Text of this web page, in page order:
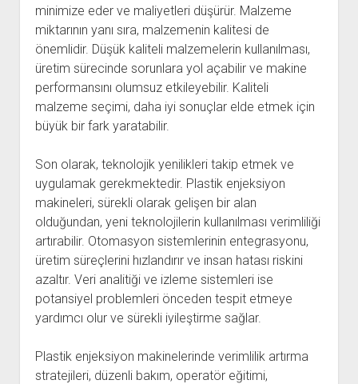
minimize eder ve maliyetleri düşürür. Malzeme
miktarının yanı sıra, malzemenin kalitesi de
önemlidir. Düşük kaliteli malzemelerin kullanılması,
üretim sürecinde sorunlara yol açabilir ve makine
performansını olumsuz etkileyebilir. Kaliteli
malzeme seçimi, daha iyi sonuçlar elde etmek için
büyük bir fark yaratabilir.
Son olarak, teknolojik yenilikleri takip etmek ve
uygulamak gerekmektedir. Plastik enjeksiyon
makineleri, sürekli olarak gelişen bir alan
olduğundan, yeni teknolojilerin kullanılması verimliliği
artırabilir. Otomasyon sistemlerinin entegrasyonu,
üretim süreçlerini hızlandırır ve insan hatası riskini
azaltır. Veri analitiği ve izleme sistemleri ise
potansiyel problemleri önceden tespit etmeye
yardımcı olur ve sürekli iyileştirme sağlar.
Plastik enjeksiyon makinelerinde verimlilik artırma
stratejileri, düzenli bakım, operatör eğitimi,